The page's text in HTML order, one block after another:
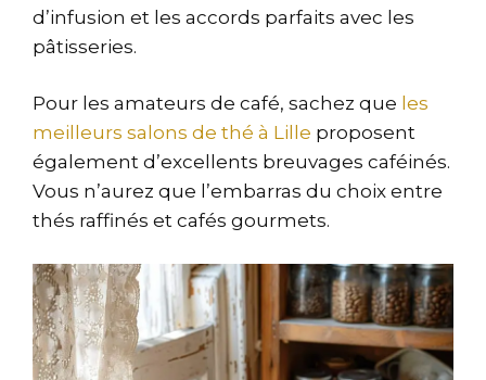
d’infusion et les accords parfaits avec les
pâtisseries.
Pour les amateurs de café, sachez que les
meilleurs salons de thé à Lille proposent
également d’excellents breuvages caféinés.
Vous n’aurez que l’embarras du choix entre
thés raffinés et cafés gourmets.